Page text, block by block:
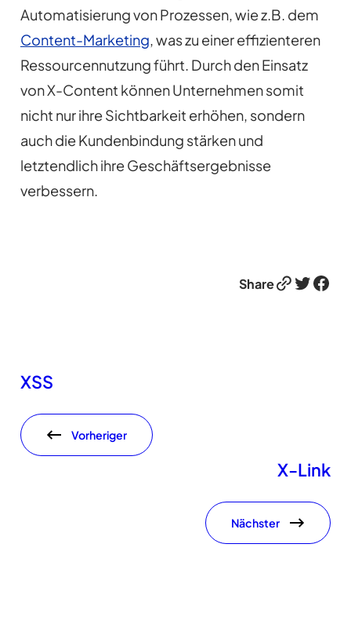
Automatisierung von Prozessen, wie z.B. dem
Content-Marketing, was zu einer effizienteren
Ressourcennutzung führt. Durch den Einsatz
von X-Content können Unternehmen somit
nicht nur ihre Sichtbarkeit erhöhen, sondern
auch die Kundenbindung stärken und
letztendlich ihre Geschäftsergebnisse
verbessern.
ShareLink Twitter Facebook
XSS
Vorheriger
X-Link
Nächster